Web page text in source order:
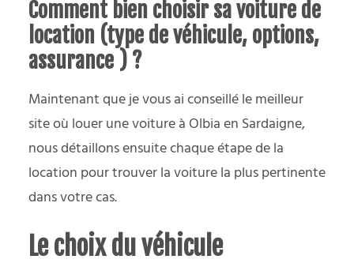
Comment bien choisir sa voiture de
location (type de véhicule, options,
assurance ) ?
Maintenant que je vous ai conseillé le meilleur
site où louer une voiture à Olbia en Sardaigne,
nous détaillons ensuite chaque étape de la
location pour trouver la voiture la plus pertinente
dans votre cas.
Le choix du véhicule